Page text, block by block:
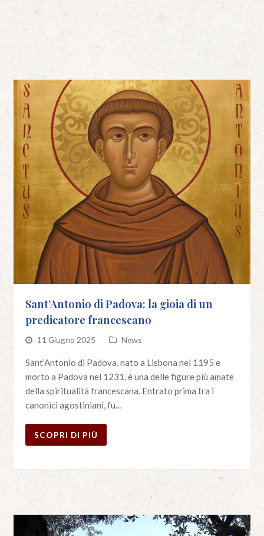
Sant’Antonio di Padova: la gioia di un
predicatore francescano
11 Giugno 2025 News
Sant’Antonio di Padova, nato a Lisbona nel 1195 e
morto a Padova nel 1231, è una delle figure più amate
della spiritualità francescana. Entrato prima tra i
canonici agostiniani, fu…
SCOPRI DI PIÙ